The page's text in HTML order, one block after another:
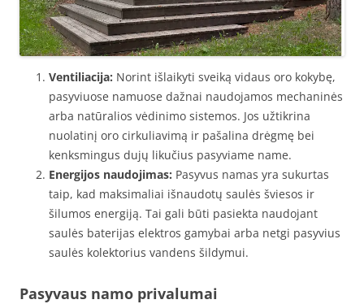
Ventiliacija: Norint išlaikyti sveiką vidaus oro kokybę,
pasyviuose namuose dažnai naudojamos mechaninės
arba natūralios vėdinimo sistemos. Jos užtikrina
nuolatinį oro cirkuliavimą ir pašalina drėgmę bei
kenksmingus dujų likučius pasyviame name.
Energijos naudojimas: Pasyvus namas yra sukurtas
taip, kad maksimaliai išnaudotų saulės šviesos ir
šilumos energiją. Tai gali būti pasiekta naudojant
saulės baterijas elektros gamybai arba netgi pasyvius
saulės kolektorius vandens šildymui.
Pasyvaus namo privalumai